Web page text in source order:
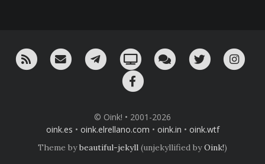
RSS ¡Mándame un email!¡Nuestro canal en Telegram!
Oink! TV Charla con nosotros
Twitter
© Oink! • 2001-2026
oink.es • oink.elrellano.com • oink.in • oink.wtf
Theme bybeautiful-jekyll (unjekyllified byOink!)